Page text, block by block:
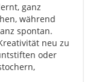
ganz
während
spontan.
neu zu
oder